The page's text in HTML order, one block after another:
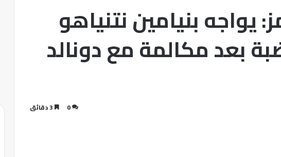
يواجه بنيامين نتنياهو
بعد مكالمة مع دونالد
0